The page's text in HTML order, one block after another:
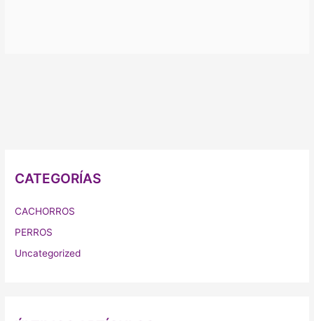
CATEGORÍAS
CACHORROS
PERROS
Uncategorized